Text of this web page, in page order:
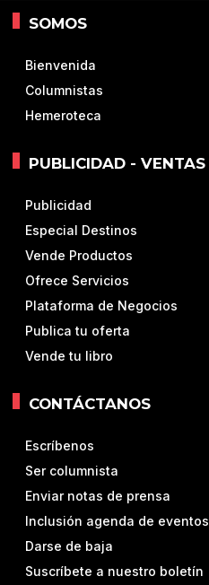
SOMOS
Bienvenida
Columnistas
Hemeroteca
PUBLICIDAD - VENTAS
Publicidad
Especial Destinos
Vende Productos
Ofrece Servicios
Plataforma de Negocios
Publica tu oferta
Vende tu libro
CONTÁCTANOS
Escríbenos
Ser columnista
Enviar notas de prensa
Inclusión agenda de eventos
Darse de baja
Suscríbete a nuestro boletín